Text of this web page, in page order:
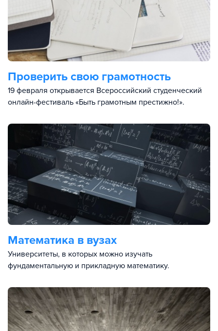
Проверить свою грамотность
19 февраля открывается Всероссийский студенческий
онлайн-фестиваль «Быть грамотным престижно!».
Математика в вузах
Университеты, в которых можно изучать
фундаментальную и прикладную математику.